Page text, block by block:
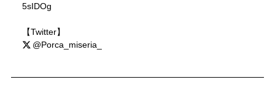
5sIDOg
【Twitter】
@Porca_miseria_